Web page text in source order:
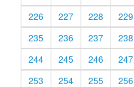
226
227 228 229
235
236 237 238
244
245 246 247
253
254 255 256